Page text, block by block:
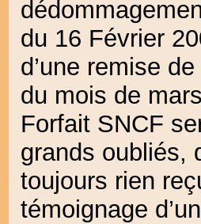
du 16 Février
d’une remise
du mois de
Forfait SNCF
grands oubliés,
toujours rien
témoignage